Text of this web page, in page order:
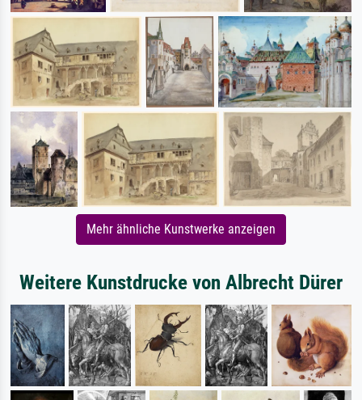
Mehr ähnliche Kunstwerke anzeigen
Weitere Kunstdrucke von Albrecht Dürer